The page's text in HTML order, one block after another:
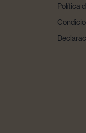
Política